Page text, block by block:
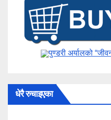
पुण्डरी अर्यालको
धेरै रुचाइएका